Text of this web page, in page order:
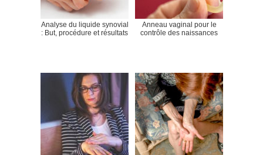
Analyse du liquide synovial
: But, procédure et résultats
Anneau vaginal pour le
contrôle des naissances